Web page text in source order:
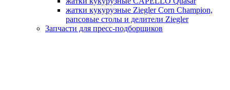
жатки кукурузные Ziegler Corn Champion,
рапсовые столы и делители Ziegler
Запчасти для пресс-подборщиков